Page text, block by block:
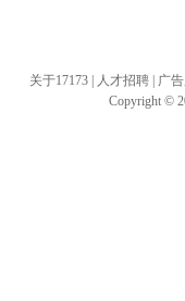
关于17173 人才招聘
广
Copyright ©